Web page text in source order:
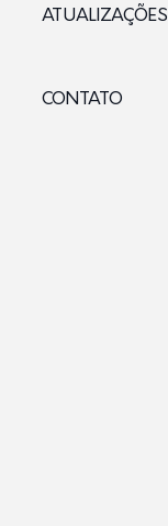
ATUALIZAÇÕES
CONTATO